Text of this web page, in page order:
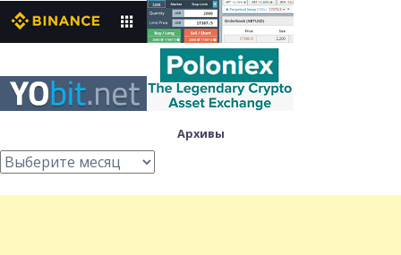
Архивы
Архивы